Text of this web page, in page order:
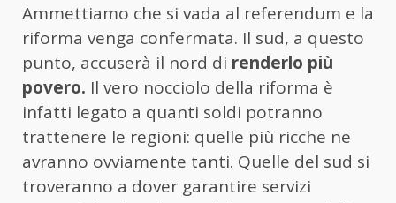
Ammettiamo che si vada al referendum e la
riforma venga confermata. Il sud, a questo
punto, accuserà il nord di renderlo più
povero. Il vero nocciolo della riforma è
infatti legato a quanti soldi potranno
trattenere le regioni: quelle più ricche ne
avranno ovviamente tanti. Quelle del sud si
troveranno a dover garantire servizi